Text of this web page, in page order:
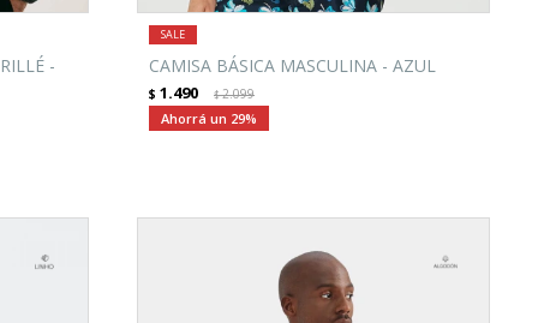
- CAMISA BÁSICA MASCULINA - AZUL
$ 1.490 $2.099
29